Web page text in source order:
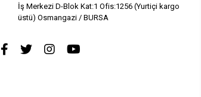
İş Merkezi D-Blok Kat:1 Ofis:1256 (Yurtiçi kargo
üstü) Osmangazi / BURSA